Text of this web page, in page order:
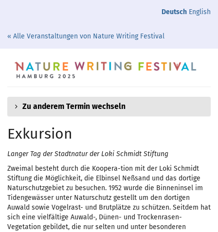
springen
Deutsch English
« Alle Veranstaltungen von Nature Writing Festival
Zu anderem Termin wechseln
Exkursion
Langer Tag der Stadtnatur der Loki Schmidt Stiftung
Zweimal besteht durch die Koopera-tion mit der Loki Schmidt
Stiftung die Möglichkeit, die Elbinsel Neßsand und das dortige
Naturschutzgebiet zu besuchen. 1952 wurde die Binneninsel im
Tidengewässer unter Naturschutz gestellt um den dortigen
Auwald sowie Vogelrast- und Brutplätze zu schützen. Seitdem hat
sich eine vielfältige Auwald-, Dünen- und Trockenrasen-
Vegetation gebildet, die nur selten und unter besonderen